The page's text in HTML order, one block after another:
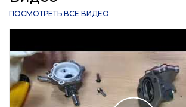
ПОСМОТРЕТЬ ВСЕ ВИДЕО